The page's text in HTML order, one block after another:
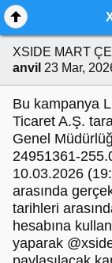
XSIDE MART
anvil 23 Mar,
Bu kampanya
Ticaret A.Ş.
Genel
24951361-
10.03.2026
arasında
tarihleri
hesabına
yaparak